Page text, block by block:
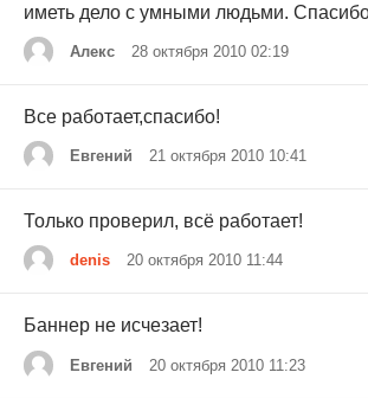
иметь дело с умными людьми.
Алекс 28 октября 2010 02:19
Все работает,спасибо!
Евгений 21 октября 2010 10:41
Только проверил, всё работает!
denis 20 октября 2010 11:44
Баннер не исчезает!
Евгений 20 октября 2010 11:23